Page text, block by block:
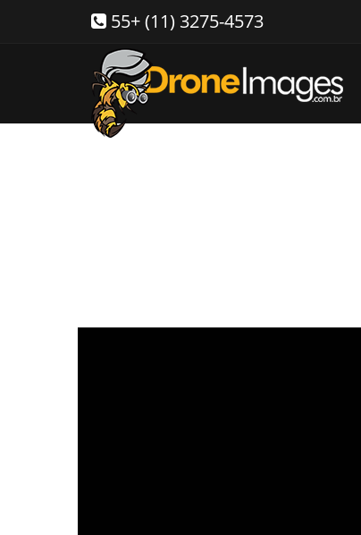
55+ (11) 3275-4573